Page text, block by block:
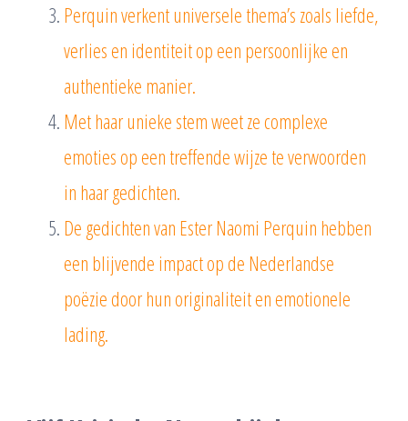
Perquin verkent universele thema’s zoals liefde,
verlies en identiteit op een persoonlijke en
authentieke manier.
Met haar unieke stem weet ze complexe
emoties op een treffende wijze te verwoorden
in haar gedichten.
De gedichten van Ester Naomi Perquin hebben
een blijvende impact op de Nederlandse
poëzie door hun originaliteit en emotionele
lading.